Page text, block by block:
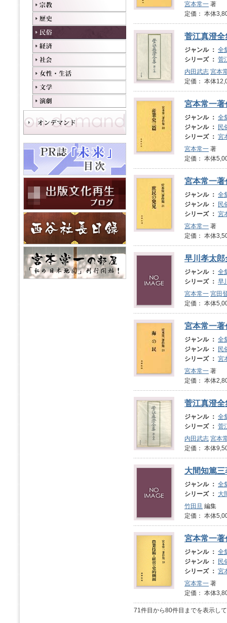
宮本常一 著
定価： 本体
菅江真澄
ジャンル ： 全
シリーズ ： 菅
内田武志 宮本
定価： 本体
宮本常一
ジャンル ： 全
ジャンル ：
民
シリーズ ： 宮
宮本常一 著
定価： 本体
宮本常一
ジャンル ： 全
ジャンル ：
民
シリーズ ： 宮
宮本常一 著
定価： 本体
早川孝太
ジャンル ： 全
シリーズ ： 早
宮本常一 宮田
定価： 本体
宮本常一
ジャンル ： 全
ジャンル ：
民
シリーズ ： 宮
宮本常一 著
定価： 本体
菅江真澄
ジャンル ： 全
シリーズ ： 菅
内田武志 宮本
定価： 本体
大間知篤
ジャンル ： 全
シリーズ ： 大
竹田旦 編集
定価： 本体
宮本常一
ジャンル ： 全
ジャンル ：
民
シリーズ ： 宮
宮本常一 著
定価： 本体
71件目から80件目までを表示し